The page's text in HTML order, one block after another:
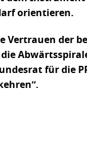
orientieren.
Vertrauen der
für die